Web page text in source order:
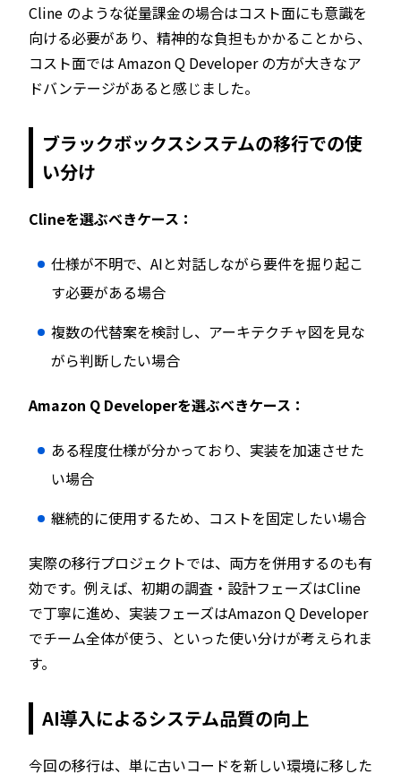
Cline のような従量課金の場合はコスト面にも意識を
向ける必要があり、精神的な負担もかかることから、
コスト面では Amazon Q Developer の方が大きなア
ドバンテージがあると感じました。
ブラックボックスシステムの移行での使
い分け
Clineを選ぶべきケース：
仕様が不明で、AIと対話しながら要件を掘り起こ
す必要がある場合
複数の代替案を検討し、アーキテクチャ図を見な
がら判断したい場合
Amazon Q Developerを選ぶべきケース：
ある程度仕様が分かっており、実装を加速させた
い場合
継続的に使用するため、コストを固定したい場合
実際の移行プロジェクトでは、両方を併用するのも有
効です。例えば、初期の調査・設計フェーズはCline
で丁寧に進め、実装フェーズはAmazon Q Developer
でチーム全体が使う、といった使い分けが考えられま
す。
AI導入によるシステム品質の向上
今回の移行は、単に古いコードを新しい環境に移した